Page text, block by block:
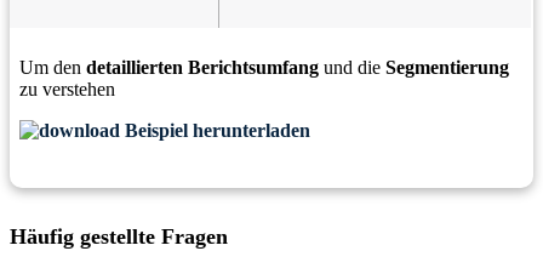
Um den detaillierten Berichtsumfang und die Segmentierung
zu verstehen
Beispiel herunterladen
Häufig gestellte Fragen